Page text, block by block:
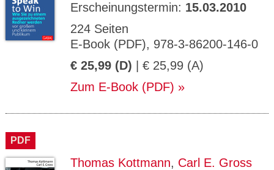
Erscheinungstermin: 15.03.2010
224 Seiten
E-Book (PDF), 978-3-86200-146-0
€ 25,99 (D) | € 25,99 (A)
Zum E-Book (PDF)
PDF
Thomas Kottmann, Carl E. Gross